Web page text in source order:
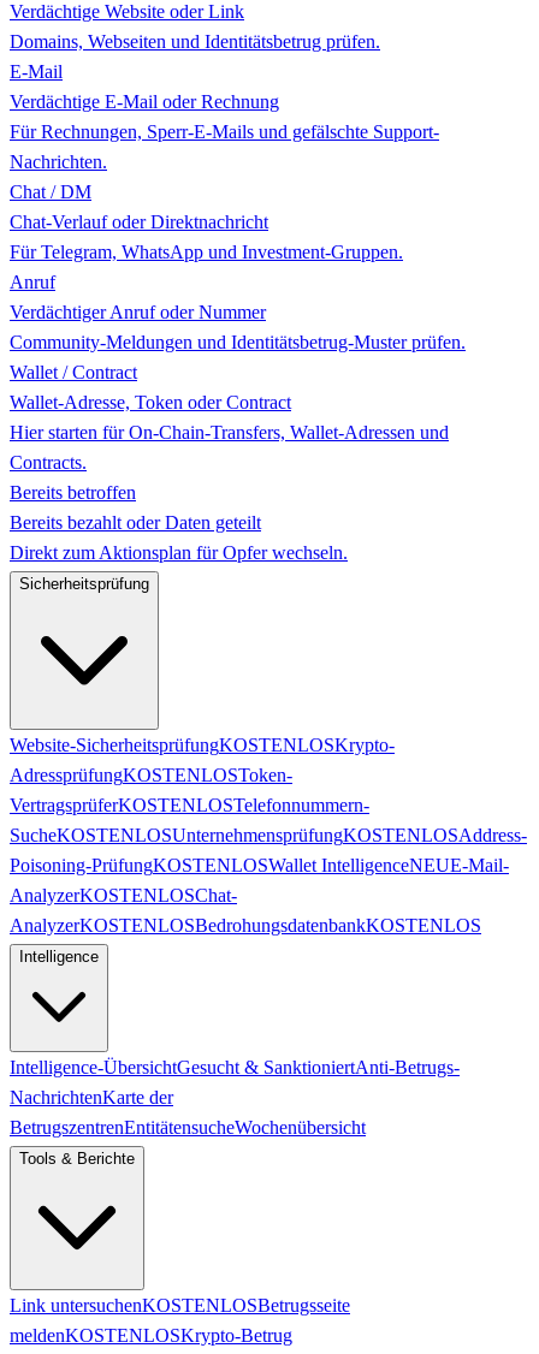
Verdächtige Website oder Link
Domains, Webseiten und Identitätsbetrug prüfen.
E-Mail
Verdächtige E-Mail oder Rechnung
Für Rechnungen, Sperr-E-Mails und gefälschte Support-
Nachrichten.
Chat / DM
Chat-Verlauf oder Direktnachricht
Für Telegram, WhatsApp und Investment-Gruppen.
Anruf
Verdächtiger Anruf oder Nummer
Community-Meldungen und Identitätsbetrug-Muster prüfen.
Wallet / Contract
Wallet-Adresse, Token oder Contract
Hier starten für On-Chain-Transfers, Wallet-Adressen und
Contracts.
Bereits betroffen
Bereits bezahlt oder Daten geteilt
Direkt zum Aktionsplan für Opfer wechseln.
Sicherheitsprüfung
Website-SicherheitsprüfungKOSTENLOSKrypto-
AdressprüfungKOSTENLOSToken-
VertragsprüferKOSTENLOSTelefonnummern-
SucheKOSTENLOSUnternehmensprüfungKOSTENLOSAddress-
Poisoning-PrüfungKOSTENLOSWallet IntelligenceNEUE-Mail-
AnalyzerKOSTENLOSChat-
AnalyzerKOSTENLOSBedrohungsdatenbankKOSTENLOS
Intelligence
Intelligence-ÜbersichtGesucht & SanktioniertAnti-Betrugs-
NachrichtenKarte der
BetrugszentrenEntitätensucheWochenübersicht
Tools & Berichte
Link untersuchenKOSTENLOSBetrugsseite
meldenKOSTENLOSKrypto-Betrug